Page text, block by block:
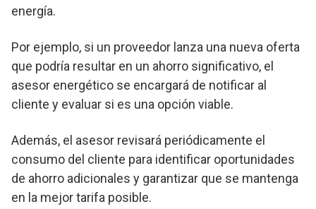
energía.
Por ejemplo, si un proveedor lanza una nueva oferta
que podría resultar en un ahorro significativo, el
asesor energético se encargará de notificar al
cliente y evaluar si es una opción viable.
Además, el asesor revisará periódicamente el
consumo del cliente para identificar oportunidades
de ahorro adicionales y garantizar que se mantenga
en la mejor tarifa posible.